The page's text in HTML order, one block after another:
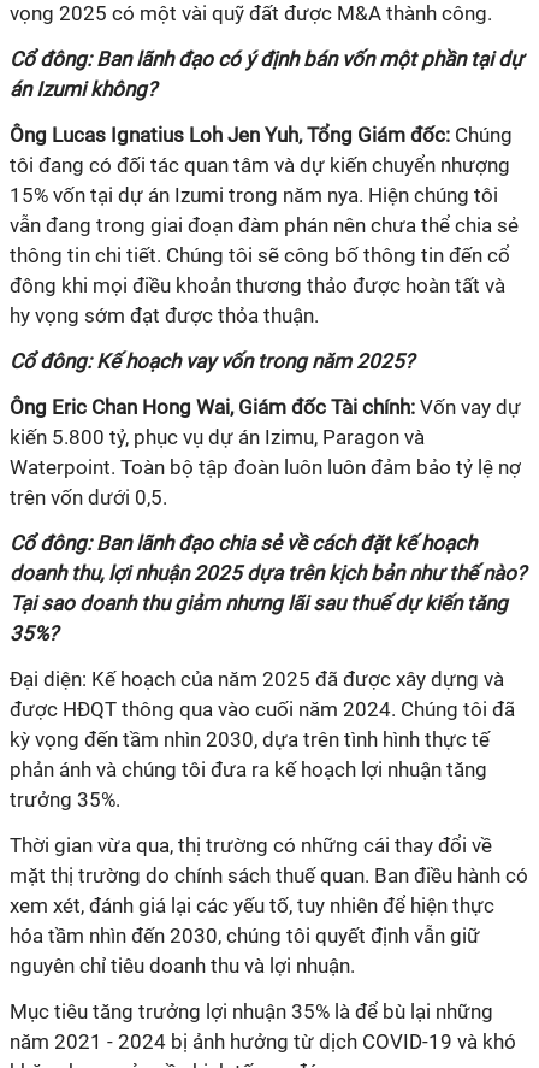
vọng 2025 có một vài quỹ đất được M&A thành công.
Cổ đông: Ban lãnh đạo có ý định bán vốn một phần tại dự
án Izumi không?
Ông Lucas Ignatius Loh Jen Yuh, Tổng Giám đốc: Chúng
tôi đang có đối tác quan tâm và dự kiến chuyển nhượng
15% vốn tại dự án Izumi trong năm nya. Hiện chúng tôi
vẫn đang trong giai đoạn đàm phán nên chưa thể chia sẻ
thông tin chi tiết. Chúng tôi sẽ công bố thông tin đến cổ
đông khi mọi điều khoản thương thảo được hoàn tất và
hy vọng sớm đạt được thỏa thuận.
Cổ đông: Kế hoạch vay vốn trong năm 2025?
Ông Eric Chan Hong Wai, Giám đốc Tài chính: Vốn vay dự
kiến 5.800 tỷ, phục vụ dự án Izimu, Paragon và
Waterpoint. Toàn bộ tập đoàn luôn luôn đảm bảo tỷ lệ nợ
trên vốn dưới 0,5.
Cổ đông:Ban lãnh đạo chia sẻ về cách đặt kế hoạch
doanh thu, lợi nhuận 2025 dựa trên kịch bản như thế nào?
Tại sao doanh thu giảm nhưng lãi sau thuế dự kiến tăng
35%?
Đại diện: Kế hoạch của năm 2025 đã được xây dựng và
được HĐQT thông qua vào cuối năm 2024. Chúng tôi đã
kỳ vọng đến tầm nhìn 2030, dựa trên tình hình thực tế
phản ánh và chúng tôi đưa ra kế hoạch lợi nhuận tăng
trưởng 35%.
Thời gian vừa qua, thị trường có những cái thay đổi về
mặt thị trường do chính sách thuế quan. Ban điều hành có
xem xét, đánh giá lại các yếu tố, tuy nhiên để hiện thực
hóa tầm nhìn đến 2030, chúng tôi quyết định vẫn giữ
nguyên chỉ tiêu doanh thu và lợi nhuận.
Mục tiêu tăng trưởng lợi nhuận 35% là để bù lại những
năm 2021 - 2024 bị ảnh hưởng từ dịch COVID-19 và khó